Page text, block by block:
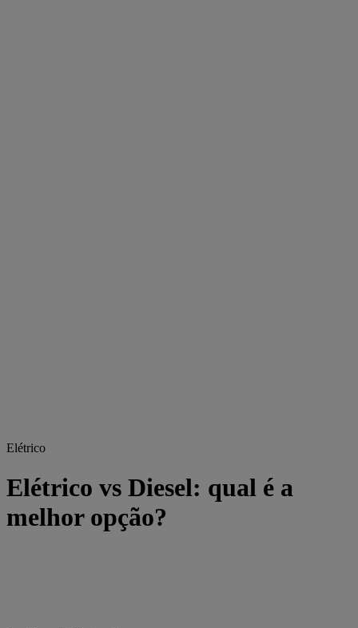
Elétrico
Elétrico vs Diesel: qual é a
melhor opção?